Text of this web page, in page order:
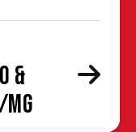
&